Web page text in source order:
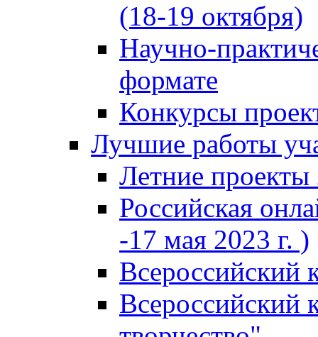
(18-19 октября)
Научно-
формате
Конкурсы
Лучшие работы
Летние проекты
Российская
-17 мая 2023 г. )
Всероссийский
Всероссийский